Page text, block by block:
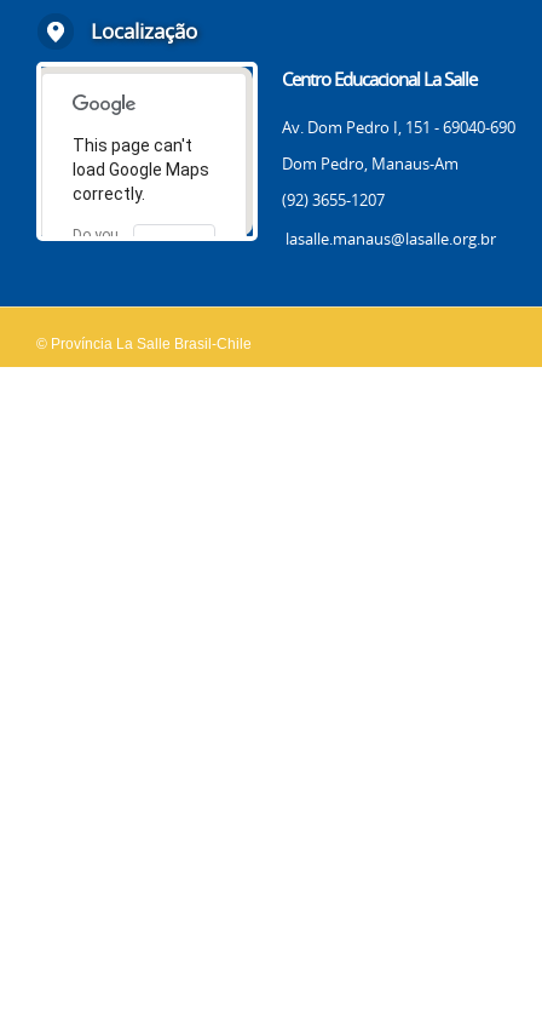
Localização
This page can't
load Google Maps
correctly.
Do you
OK
Centro Educacional La Salle
Av. Dom Pedro I, 151 - 69040-690
Dom Pedro, Manaus-Am
(92) 3655-1207
lasalle.manaus@lasalle.org.br
© Província La Salle Brasil-Chile